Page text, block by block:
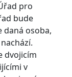
pro
bude
daná osoba,
dvojicím
v